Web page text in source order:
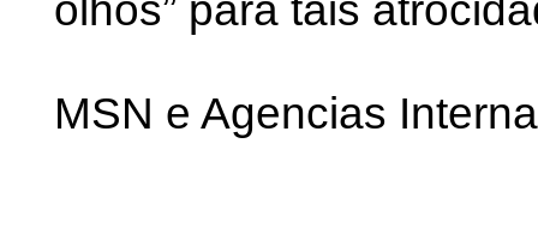
MSN e Agencias